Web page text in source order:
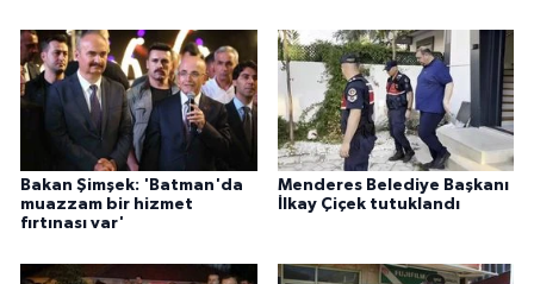
Bakan Şimşek: 'Batman'da
muazzam bir hizmet
fırtınası var'
Menderes Belediye Başkanı
İlkay Çiçek tutuklandı